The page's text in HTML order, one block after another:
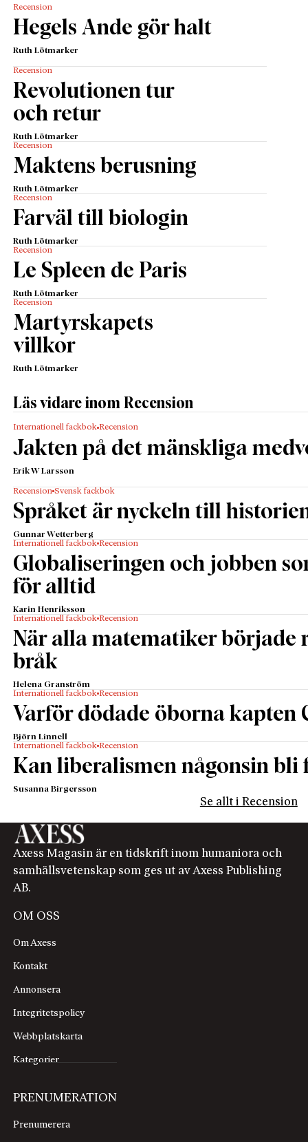
Recension
Hegels Ande gör halt
Ruth Lötmarker
Recension
Revolutionen tur
och retur
Ruth Lötmarker
Recension
Maktens berusning
Ruth Lötmarker
Recension
Farväl till biologin
Ruth Lötmarker
Recension
Le Spleen de Paris
Ruth Lötmarker
Recension
Martyrskapets
villkor
Ruth Lötmarker
Läs vidare inom Recension
Internationell fackbok Recension
Jakten på det mänskliga
Erik W Larsson
Recension Svensk fackbok
Språket är nyckeln till
Gunnar Wetterberg
Internationell fackbok Recension
Globaliseringen och jobben
för alltid
Karin Henriksson
Internationell fackbok Recension
När alla matematiker började
bråk
Helena Granström
Internationell fackbok Recension
Varför dödade öborna kapten
Björn Linnell
Internationell fackbok Recension
Kan liberalismen någonsin bli
Susanna Birgersson
Se allt i Recension
Axess Magasin är en tidskrift inom humaniora och
samhällsvetenskap som ges ut av Axess Publishing
AB.
OM OSS
Om Axess
Kontakt
Annonsera
Integritetspolicy
Webbplatskarta
Kategorier
PRENUMERATION
Prenumerera